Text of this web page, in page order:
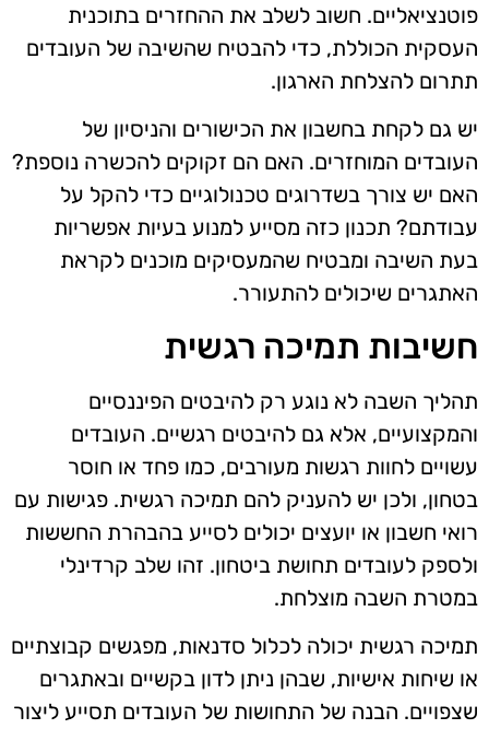
פוטנציאליים. חשוב לשלב את ההחזרים בתוכנית
העסקית הכוללת, כדי להבטיח שהשיבה של העובדים
תתרום להצלחת הארגון.
יש גם לקחת בחשבון את הכישורים והניסיון של
העובדים המוחזרים. האם הם זקוקים להכשרה נוספת?
האם יש צורך בשדרוגים טכנולוגיים כדי להקל על
עבודתם? תכנון כזה מסייע למנוע בעיות אפשריות
בעת השיבה ומבטיח שהמעסיקים מוכנים לקראת
האתגרים שיכולים להתעורר.
חשיבות תמיכה רגשית
תהליך השבה לא נוגע רק להיבטים הפיננסיים
והמקצועיים, אלא גם להיבטים רגשיים. העובדים
עשויים לחוות רגשות מעורבים, כמו פחד או חוסר
בטחון, ולכן יש להעניק להם תמיכה רגשית. פגישות עם
רואי חשבון או יועצים יכולים לסייע בהבהרת החששות
ולספק לעובדים תחושת ביטחון. זהו שלב קרדינלי
במטרת השבה מוצלחת.
תמיכה רגשית יכולה לכלול סדנאות, מפגשים קבוצתיים
או שיחות אישיות, שבהן ניתן לדון בקשיים ובאתגרים
שצפויים. הבנה של התחושות של העובדים תסייע ליצור